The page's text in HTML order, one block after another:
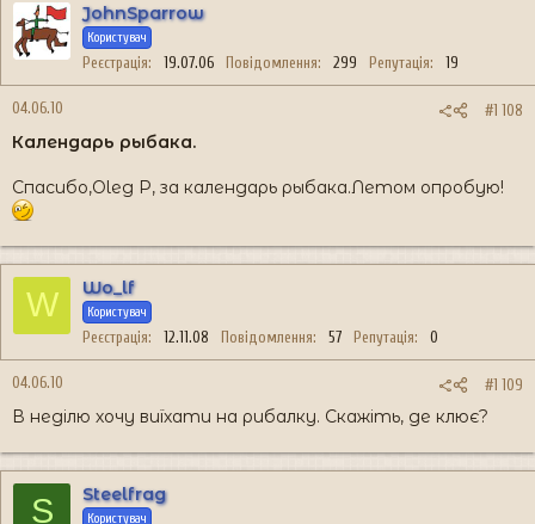
JohnSparrow
Користувач
Реєстрація 19.07.06 Повідомлення 299 Репутація 19
04.06.10 #1 108
Календарь рыбака.
Спасибо,Oleg P, за календарь рыбака.Летом опробую!
W Wo_lf
Користувач
Реєстрація 12.11.08 Повідомлення 57 Репутація 0
04.06.10 #1 109
В неділю хочу виїхати на рибалку. Скажіть, де клює?
S Steelfrag
Користувач